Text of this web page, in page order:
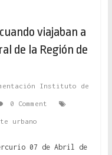
viajaban a
de la Región de
Instituto de
0 Comment
urbano
07 de Abril de